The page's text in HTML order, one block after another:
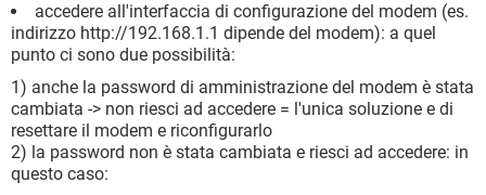
accedere all'interfaccia di configurazione del modem (es.
indirizzo http://192.168.1.1 dipende del modem): a quel
punto ci sono due possibilità:
1) anche la password di amministrazione del modem è stata
cambiata -> non riesci ad accedere = l'unica soluzione e di
resettare il modem e riconfigurarlo
2) la password non è stata cambiata e riesci ad accedere: in
questo caso: